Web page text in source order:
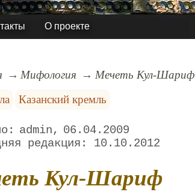
О проекте
Мифология
Мечеть Кул-Шариф
Казанский кремль
admin
06.04.2009
10.10.2012
Кул-Шариф